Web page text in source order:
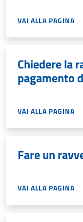
VAI ALLA PAGINA
Chiedere la
pagamento
VAI ALLA PAGINA
Fare un
VAI ALLA PAGINA